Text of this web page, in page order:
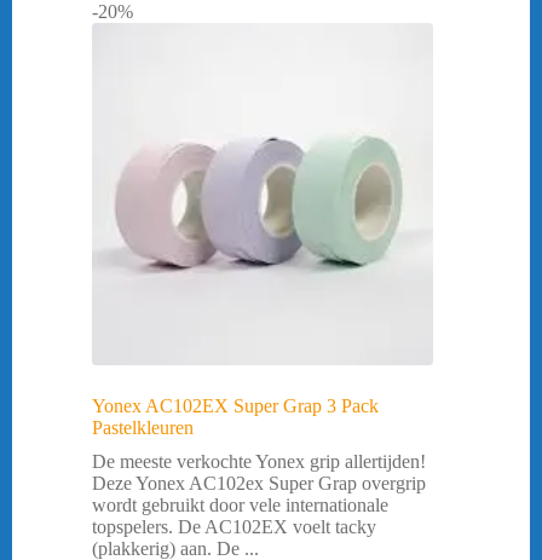
-20%
Yonex AC102EX Super Grap 3 Pack
Pastelkleuren
De meeste verkochte Yonex grip allertijden!
Deze Yonex AC102ex Super Grap overgrip
wordt gebruikt door vele internationale
topspelers. De AC102EX voelt tacky
(plakkerig) aan. De ...